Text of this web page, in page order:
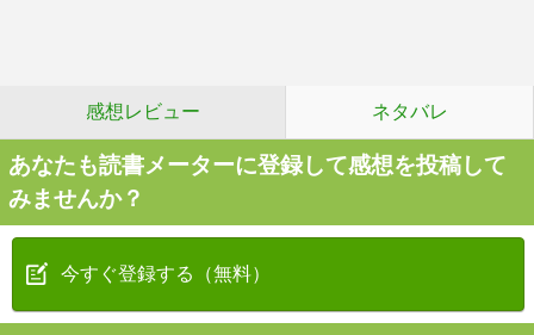
感想レビュー ネタバレ
あなたも読書メーターに登録して感想を投稿して
みませんか？
今すぐ登録する（無料）